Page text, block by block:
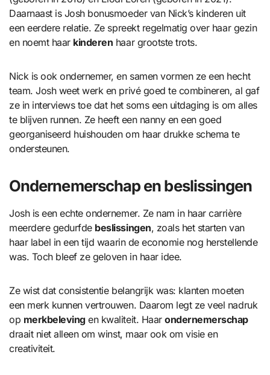
Daarnaast is Josh bonusmoeder van Nick’s kinderen uit
een eerdere relatie. Ze spreekt regelmatig over haar gezin
en noemt haar kinderen haar grootste trots.
Nick is ook ondernemer, en samen vormen ze een hecht
team. Josh weet werk en privé goed te combineren, al gaf
ze in interviews toe dat het soms een uitdaging is om alles
te blijven runnen. Ze heeft een nanny en een goed
georganiseerd huishouden om haar drukke schema te
ondersteunen.
Ondernemerschap en beslissingen
Josh is een echte ondernemer. Ze nam in haar carrière
meerdere gedurfde beslissingen, zoals het starten van
haar label in een tijd waarin de economie nog herstellende
was. Toch bleef ze geloven in haar idee.
Ze wist dat consistentie belangrijk was: klanten moeten
een merk kunnen vertrouwen. Daarom legt ze veel nadruk
op merkbelevingen kwaliteit. Haarondernemerschap
draait niet alleen om winst, maar ook om visie en
creativiteit.